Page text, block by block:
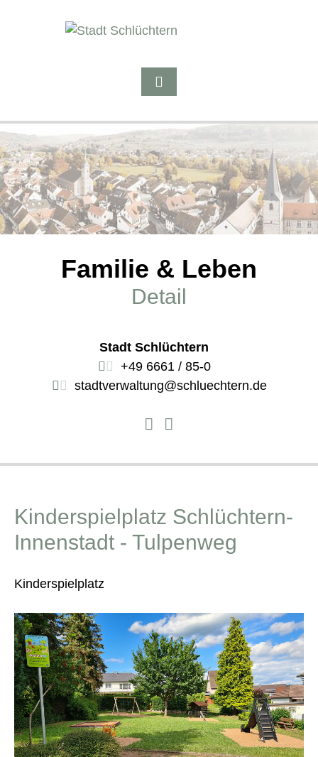
Familie & Leben
Detail
Stadt Schlüchtern
+49 6661 / 85-0
stadtverwaltung@schluechtern.de
Kinderspielplatz Schlüchtern-
Innenstadt - Tulpenweg
Kinderspielplatz